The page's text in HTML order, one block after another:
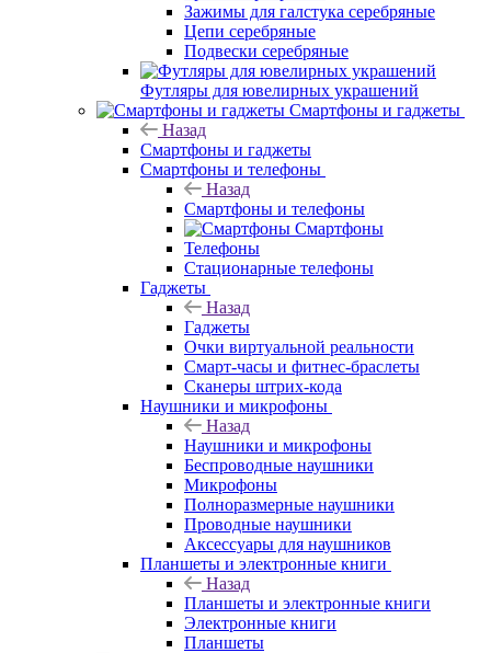
Зажимы для галстука серебряные
Цепи серебряные
Подвески серебряные
Футляры для ювелирных украшений
Смартфоны и гаджеты
Назад
Смартфоны и гаджеты
Смартфоны и телефоны
Назад
Смартфоны и телефоны
Смартфоны
Телефоны
Стационарные телефоны
Гаджеты
Назад
Гаджеты
Очки виртуальной реальности
Смарт-часы и фитнес-браслеты
Сканеры штрих-кода
Наушники и микрофоны
Назад
Наушники и микрофоны
Беспроводные наушники
Микрофоны
Полноразмерные наушники
Проводные наушники
Аксессуары для наушников
Планшеты и электронные книги
Назад
Планшеты и электронные книги
Электронные книги
Планшеты